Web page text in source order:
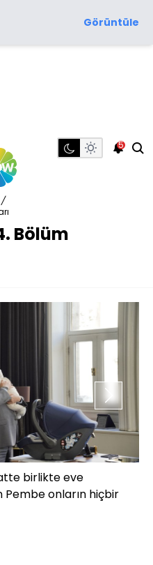
Görüntüle
5
/
Bölüm
birlikte eve
Pembe onların hiçbir